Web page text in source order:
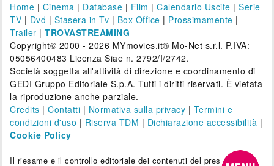
Home | Cinema | Database | Film |Calendario Uscite |Serie
TV | Dvd | Stasera in Tv | Box Office | Prossimamente |
Trailer |TROVASTREAMING
Copyright© 2000 - 2026 MYmovies.it® Mo-Net s.r.l. P.IVA:
05056400483 Licenza Siae n. 2792/I/2742.
Società soggetta all'attività di direzione e coordinamento di
GEDI Gruppo Editoriale S.p.A. Tutti i diritti riservati. È vietata
la riproduzione anche parziale.
Credits |Contatti | Normativa sulla privacy | Termini e
condizioni d'uso | Riserva TDM | Dichiarazione accessibilità |
Cookie Policy
Il riesame e il controllo editoriale dei contenuti del presente sito